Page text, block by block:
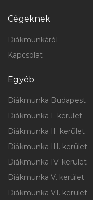
Cégeknek
Diákmunkáról
Kapcsolat
Egyéb
Diákmunka Budapest
Diákmunka I. kerület
Diákmunka II. kerület
Diákmunka III. kerület
Diákmunka IV. kerület
Diákmunka V. kerület
Diákmunka VI. kerület